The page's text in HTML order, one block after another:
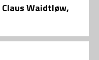
Waidtløw,